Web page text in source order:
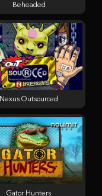
Beheaded
Nexus Outsourced
Gator Hunters